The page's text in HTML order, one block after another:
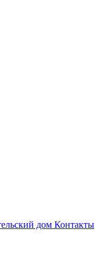
дом Контакты